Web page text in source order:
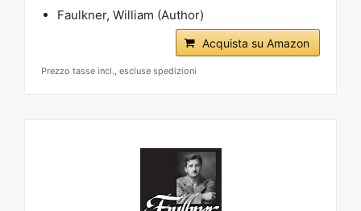
Faulkner, William (Author)
Acquista su Amazon
Prezzo tasse incl., escluse spedizioni